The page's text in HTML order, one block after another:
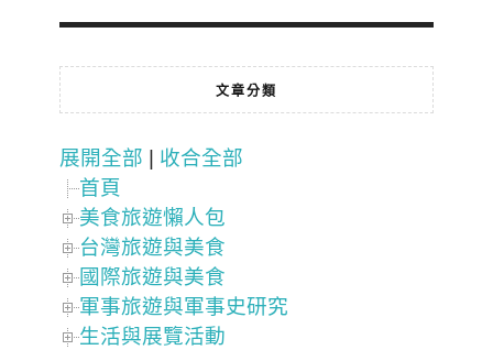
文章分類
展開全部
收合全部
首頁
美食旅遊懶人包
台灣旅遊與美食
國際旅遊與美食
軍事旅遊與軍事史研究
生活與展覽活動